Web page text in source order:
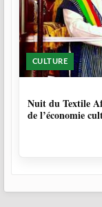
CULTURE
Nuit du Textile
de l’économie